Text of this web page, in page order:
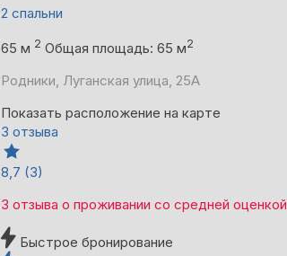
2 спальни
65 м 2 Общая площадь: 65 м2
Родники, Луганская улица, 25А
Показать расположение на карте
3 отзыва
8,7 (3)
3 отзыва о проживании со средней оценкой
Быстрое бронирование